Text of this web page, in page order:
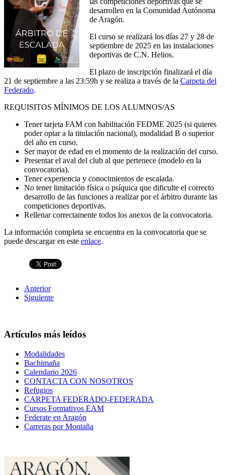
desarrollen en la Comunidad Autónoma
de Aragón.
El curso se realizará los días 27 y 28 de
septiembre de 2025 en las instalaciones
deportivas de C.N. Helios.
El plazo de inscripción finalizará el día
21 de septiembre a las 23:59h y se realiza a través de la Carpeta del
Federado.
REQUISITOS MÍNIMOS DE LOS ALUMNOS/AS
Tener tarjeta FAM con habilitación FEDME 2025 (si quieres
poder optar a la titulación nacional), modalidad B o superior
del año en curso.
Ser mayor de edad en el momento de la realización del curso.
Presentar el aval del club al que pertenece (modelo en la
convocatoria).
Tener experiencia y conocimientos de escalada.
No tener limitación física o psíquica que dificulte el correcto
desarrollo de las funciones a realizar por el árbitro durante las
competiciones deportivas.
Rellenar correctamente todos los anexos de la convocatoria.
La información completa se encuentra en la convocatoria que se
puede descargar en este enlace.
Anterior
Siguiente
Artículos más leídos
Modalidades
Bachimaña
Calendario 2026
CONTACTA CON NOSOTROS
Refugios
CARPETA FEDERADO-FEDERADA
Cursos Formativos EAM
Federate en Aragón
Carreras por Montaña